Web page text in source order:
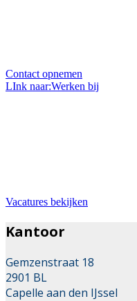
Contact opnemen
LInk naar:Werken bij
Vacatures bekijken
Kantoor
Gemzenstraat 18
2901 BL
Capelle aan den IJssel